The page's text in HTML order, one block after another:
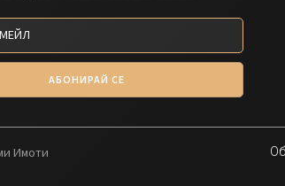
АБОНИРАЙ СЕ
Имоти